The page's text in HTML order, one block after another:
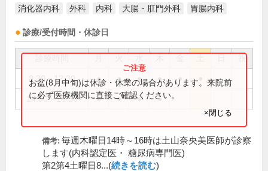
消化器内科 外科 内科 大腸・肛門外科 胃腸内科
診療/受付時間・休診日
祝
8:30～12:30 ● ● ● ● ●
14:00～18:30 ● ● ● ●
お盆(8月中旬)は休診・休業の場合があります。来院前
に必ず医療機関に直接ご確認ください。
×閉じる
備考: 毎週木曜日14時～16時は土山奈央美医師が診察
します(内科認定医・ 糖尿病専門医)
第2第4土曜日8...(続きを読む)